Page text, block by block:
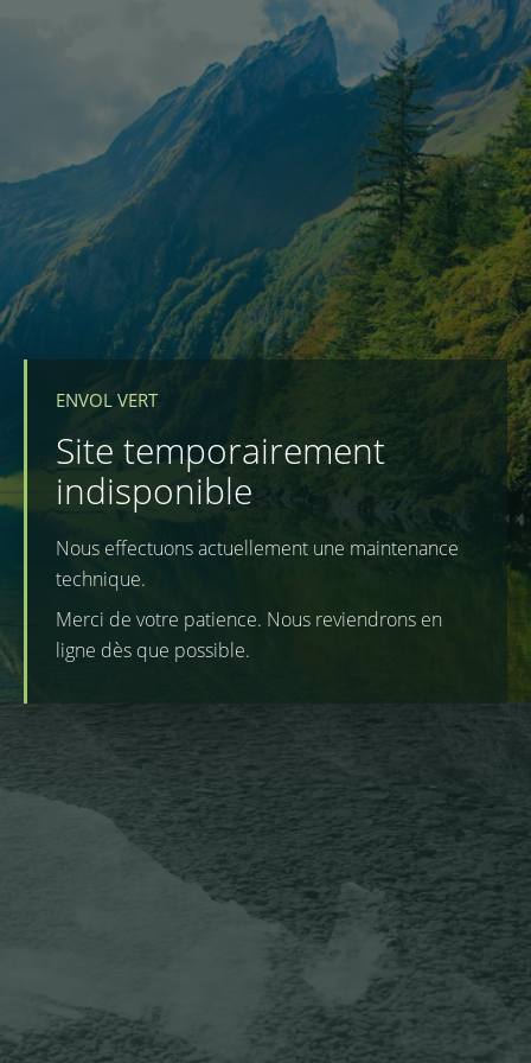
ENVOL VERT
Site temporairement
indisponible
Nous effectuons actuellement une maintenance
technique.
Merci de votre patience. Nous reviendrons en
ligne dès que possible.